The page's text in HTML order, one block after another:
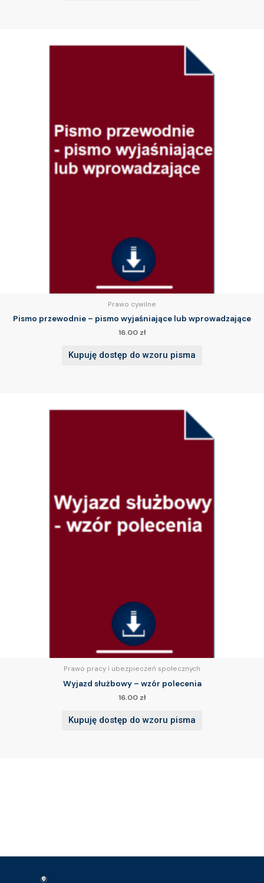
Prawo cywilne
Pismo przewodnie – pismo wyjaśniające lub wprowadzające
16.00 zł
Kupuję dostęp do wzoru pisma
Prawo pracy i ubezpieczeń społecznych
Wyjazd służbowy – wzór polecenia
16.00 zł
Kupuję dostęp do wzoru pisma